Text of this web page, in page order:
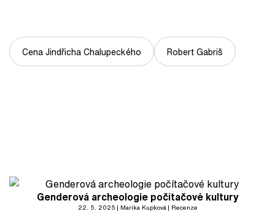
Cena Jindřicha Chalupeckého Robert Gabriš
Genderová archeologie počítačové kultury
22. 5. 2025 Marika Kupková Recenze